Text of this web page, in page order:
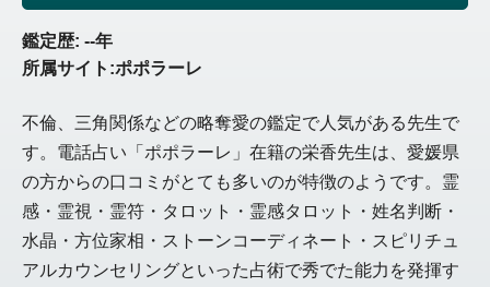
鑑定歴: --年
所属サイト:ポポラーレ
不倫、三角関係などの略奪愛の鑑定で人気がある先生で
す。電話占い「ポポラーレ」在籍の栄香先生は、愛媛県
の方からの口コミがとても多いのが特徴のようです。霊
感・霊視・霊符・タロット・霊感タロット・姓名判断・
水晶・方位家相・ストーンコーディネート・スピリチュ
アルカウンセリングといった占術で秀でた能力を発揮す